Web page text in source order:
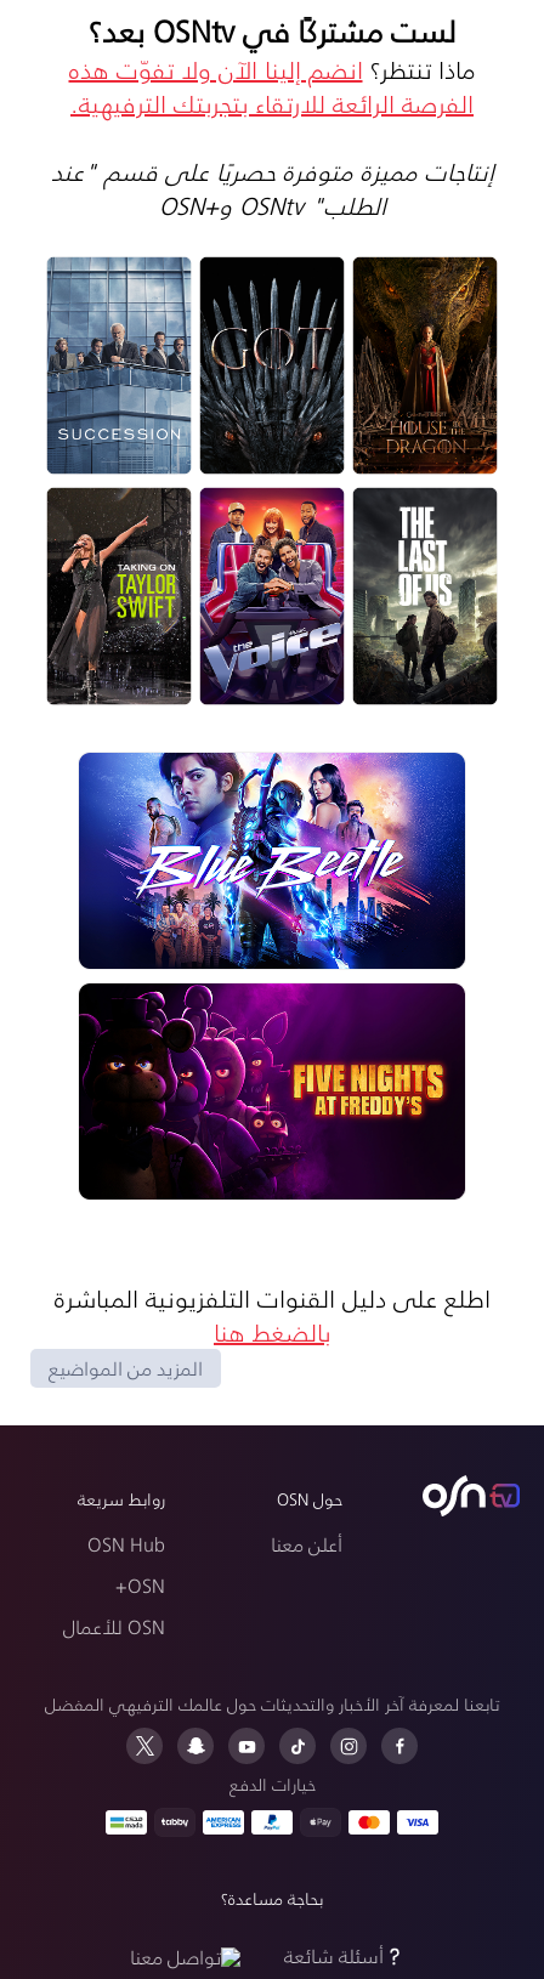
لست مشتركًا في OSNtv بعد؟
ماذا تنتظر؟انضم إلينا الآن ولا تفوّت هذه
الفرصة الرائعة للارتقاء بتجربتك الترفيهية.
إنتاجات مميزة متوفرة حصريًا على قسم "عند
الطلب" OSNtv و+OSN
اطلع على دليل القنوات التلفزيونية المباشرة
بالضغط هنا
المزيد من المواضيع
حول OSN
أعلن معنا
روابط سريعة
OSN Hub
OSN+
OSN للأعمال
تابعنا لمعرفة آخر الأخبار والتحديثات حول عالمك الترفيهي المفضل
خيارات الدفع
بحاجة مساعدة؟
أسئلة شائعة تواصل معنا